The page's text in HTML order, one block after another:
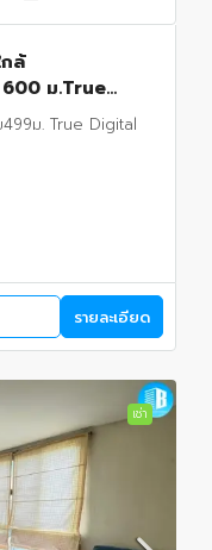
ล้
ม.True
ว 2 ชั้นม. True Digital
รายละเอียด
เช่า